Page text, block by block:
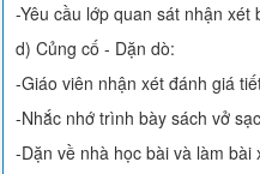
-Yêu cầu lớp quan sát nhận xét
d) Củng cố - Dặn dò:
-Giáo viên nhận xét đánh giá
-Nhắc nhớ trình bày sách vở
-Dặn về nhà học bài và làm bài